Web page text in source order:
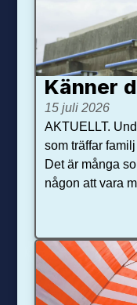
Känner
15 juli 2026
AKTUELLT.
som träffar
Det är många
någon att vara